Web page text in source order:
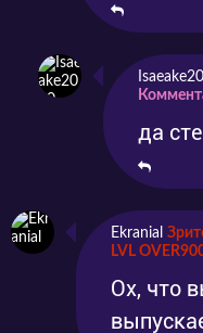
да
Ekranial
LVL
Ох, что